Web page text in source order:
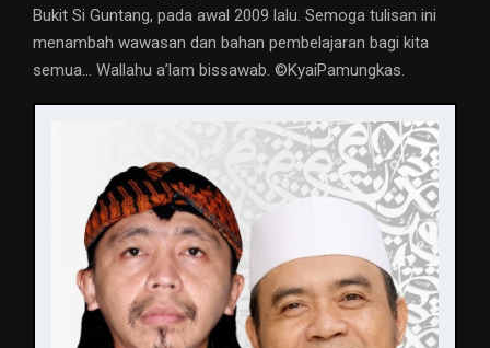
Bukit Si Guntang, pada awal 2009 lalu. Semoga tulisan ini
menambah wawasan dan bahan pembelajaran bagi kita
semua… Wallahu a’lam bissawab. ©️KyaiPamungkas.